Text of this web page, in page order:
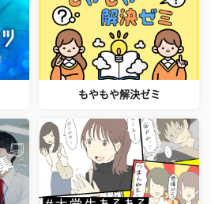
もやもや解決ゼミ